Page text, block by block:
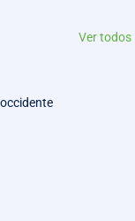
Ver todos